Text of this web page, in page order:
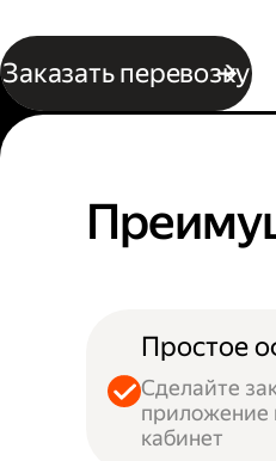
Заказать перевозку
Простое
Сделайте
приложение
кабинет